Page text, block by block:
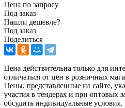
Цена по запросу
Под заказ
Нашли дешевле?
Под заказ
Поделиться
Цена действительна только для
отличаться от цен в розничных
Цены, представленные на сайте,
участия в тендерах и при оптовых
обсудить индивидуальные условия.